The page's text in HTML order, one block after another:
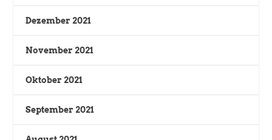
Dezember 2021
November 2021
Oktober 2021
September 2021